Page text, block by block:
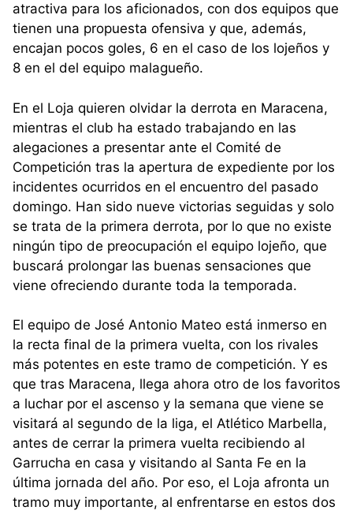
atractiva para los aficionados, con dos equipos que
tienen una propuesta ofensiva y que, además,
encajan pocos goles, 6 en el caso de los lojeños y
8 en el del equipo malagueño.
En el Loja quieren olvidar la derrota en Maracena,
mientras el club ha estado trabajando en las
alegaciones a presentar ante el Comité de
Competición tras la apertura de expediente por los
incidentes ocurridos en el encuentro del pasado
domingo. Han sido nueve victorias seguidas y solo
se trata de la primera derrota, por lo que no existe
ningún tipo de preocupación el equipo lojeño, que
buscará prolongar las buenas sensaciones que
viene ofreciendo durante toda la temporada.
El equipo de José Antonio Mateo está inmerso en
la recta final de la primera vuelta, con los rivales
más potentes en este tramo de competición. Y es
que tras Maracena, llega ahora otro de los favoritos
a luchar por el ascenso y la semana que viene se
visitará al segundo de la liga, el Atlético Marbella,
antes de cerrar la primera vuelta recibiendo al
Garrucha en casa y visitando al Santa Fe en la
última jornada del año. Por eso, el Loja afronta un
tramo muy importante, al enfrentarse en estos dos